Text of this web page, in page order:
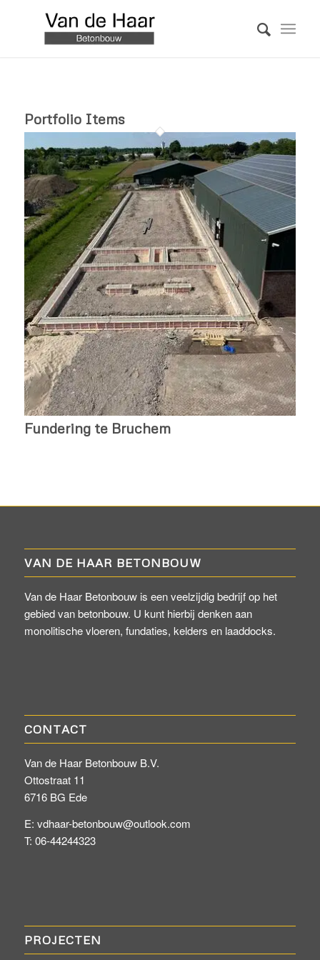
Portfolio Items
Fundering te Bruchem
VAN DE HAAR BETONBOUW
Van de Haar Betonbouw is een veelzijdig bedrijf op het
gebied van betonbouw. U kunt hierbij denken aan
monolitische vloeren, fundaties, kelders en laaddocks.
CONTACT
Van de Haar Betonbouw B.V.
Ottostraat 11
6716 BG Ede
E: vdhaar-betonbouw@outlook.com
T: 06-44244323
PROJECTEN